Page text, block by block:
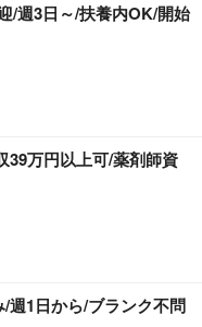
/週3日～/扶養内OK/開始
39万円以上可/薬剤師資
週1日から/ブランク不問